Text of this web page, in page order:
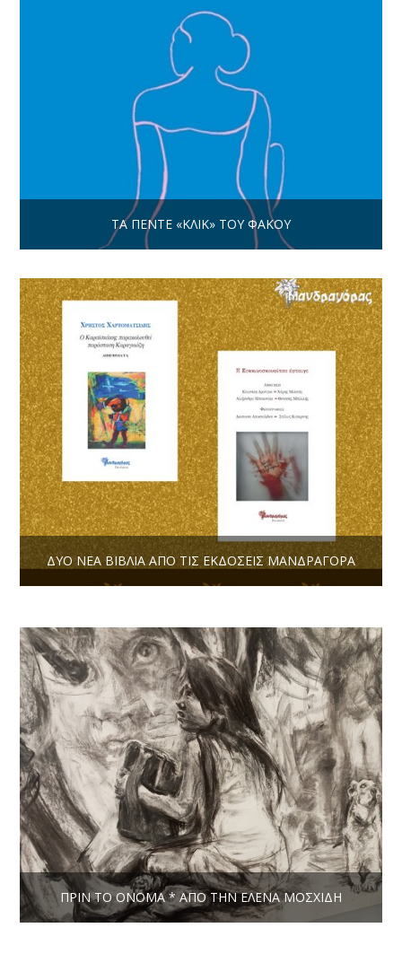
ΤΑ ΠΈΝΤΕ «ΚΛΙΚ» ΤΟΥ ΦΑΚΟΎ
ΔΎΟ ΝΈΑ ΒΙΒΛΊΑ ΑΠΌ ΤΙΣ ΕΚΔΌΣΕΙΣ ΜΑΝΔΡΑΓΌΡΑ
ΠΡΙΝ ΤΟ ΌΝΟΜΑ * ΑΠΌ ΤΗΝ ΈΛΕΝΑ ΜΟΣΧΊΔΗ